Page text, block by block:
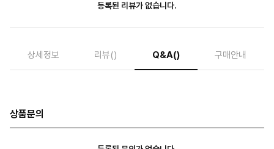
등록된 리뷰가 없습니다.
상세정보 리뷰() Q&A() 구매안내
상품문의